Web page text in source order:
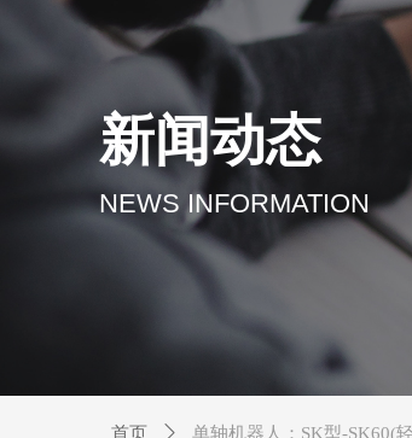
新闻动态
NEWS INFORMATION
首页 ꄲ 单轴机器人：SK型-SK60(